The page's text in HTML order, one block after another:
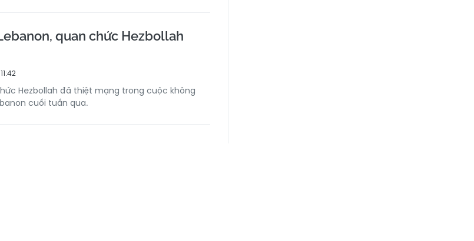
quan chức Hezbollah
Hezbollah đã thiệt mạng trong cuộc không
cuối tuần qua.